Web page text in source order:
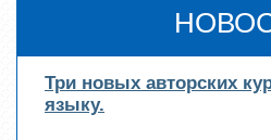
Три новых авторских
языку.